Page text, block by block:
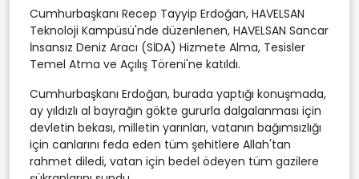
Cumhurbaşkanı Recep Tayyip Erdoğan, HAVELSAN
Teknoloji Kampüsü'nde düzenlenen, HAVELSAN Sancar
İnsansız Deniz Aracı (SİDA) Hizmete Alma, Tesisler
Temel Atma ve Açılış Töreni'ne katıldı.
Cumhurbaşkanı Erdoğan, burada yaptığı konuşmada,
ay yıldızlı al bayrağın gökte gururla dalgalanması için
devletin bekası, milletin yarınları, vatanın bağımsızlığı
için canlarını feda eden tüm şehitlere Allah'tan
rahmet diledi, vatan için bedel ödeyen tüm gazilere